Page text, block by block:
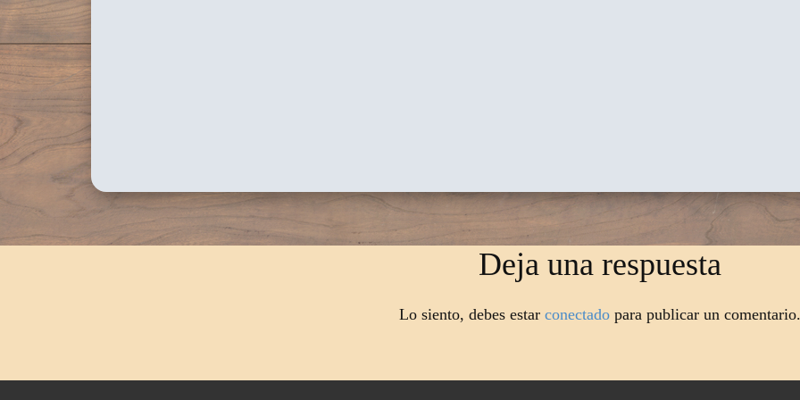
Deja una respuesta
Lo siento, debes estar conectado para publicar un comentario.